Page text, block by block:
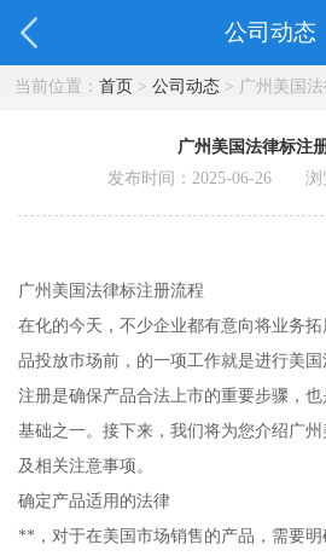
公司动态
当前位置： 首页> 公司动态> 广州美国法
广州美国法律标注
发布时间：2025-06-26 浏
广州美国法律标注册流程
在化的今天，不少企业都有意向将业务
品投放市场前，的一项工作就是进行美
注册是确保产品合法上市的重要步骤，
基础之一。接下来，我们将为您介绍广
及相关注意事项。
确定产品适用的法律
**，对于在美国市场销售的产品，需要